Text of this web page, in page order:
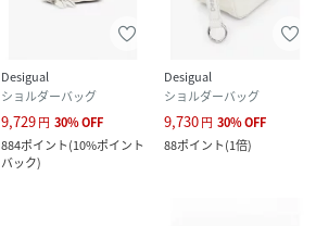
Desigual
ショルダーバッグ
9,729円 30%OFF
884ポイント(10%ポイント
バック)
Desigual
ショルダーバッグ
9,730円 30%OFF
88ポイント(1倍)